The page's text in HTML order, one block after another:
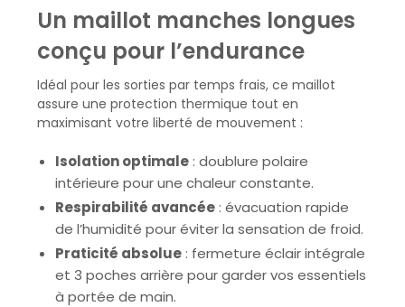
Un maillot manches longues
conçu pour l’endurance
Idéal pour les sorties par temps frais, ce maillot
assure une protection thermique tout en
maximisant votre liberté de mouvement :
Isolation optimale : doublure polaire
intérieure pour une chaleur constante.
Respirabilité avancée : évacuation rapide
de l’humidité pour éviter la sensation de froid.
Praticité absolue : fermeture éclair intégrale
et 3 poches arrière pour garder vos essentiels
à portée de main.